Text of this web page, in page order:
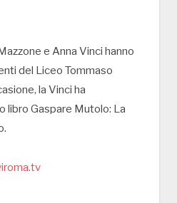
e Anna Vinci hanno
del Liceo Tommaso
la Vinci ha
libro Gaspare Mutolo: La